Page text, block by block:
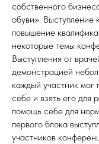
собственного
обуви». Выступление
повышение
некоторые темы
Выступления от
демонстрацией
каждый участник
себе и взять его для
помощь себе для
первого блока
участников